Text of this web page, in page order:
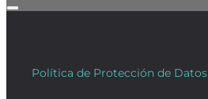
Política de Protección de Datos